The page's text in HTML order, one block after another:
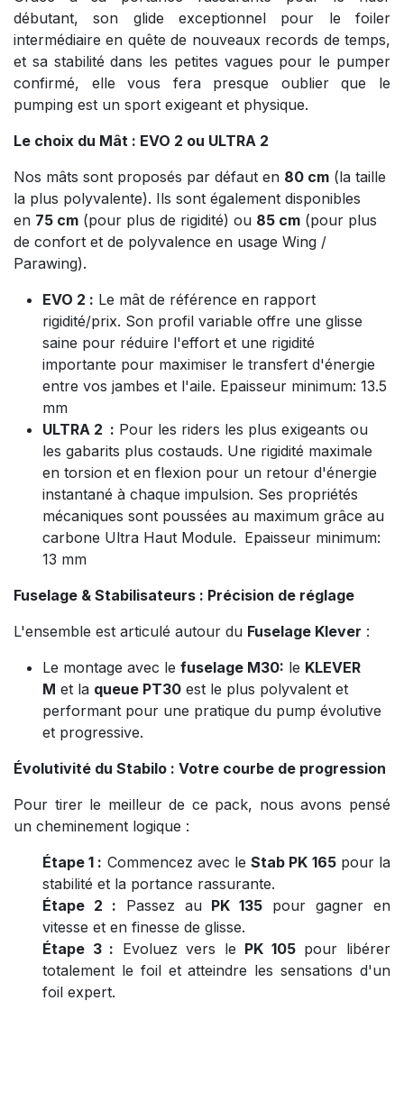
débutant, son glide exceptionnel pour le foiler
intermédiaire en quête de nouveaux records de temps,
et sa stabilité dans les petites vagues pour le pumper
confirmé, elle vous fera presque oublier que le
pumping est un sport exigeant et physique.
Le choix du Mât : EVO 2 ou ULTRA 2
Nos mâts sont proposés par défaut en 80 cm (la taille
la plus polyvalente). Ils sont également disponibles
en 75 cm (pour plus de rigidité) ou 85 cm (pour plus
de confort et de polyvalence en usage Wing /
Parawing).
EVO 2 : Le mât de référence en rapport
rigidité/prix. Son profil variable offre une glisse
saine pour réduire l'effort et une rigidité
importante pour maximiser le transfert d'énergie
entre vos jambes et l'aile. Epaisseur minimum: 13.5
mm
ULTRA 2 : Pour les riders les plus exigeants ou
les gabarits plus costauds. Une rigidité maximale
en torsion et en flexion pour un retour d'énergie
instantané à chaque impulsion. Ses propriétés
mécaniques sont poussées au maximum grâce au
carbone Ultra Haut Module. Epaisseur minimum:
13 mm
Fuselage & Stabilisateurs : Précision de réglage
L'ensemble est articulé autour du Fuselage Klever :
Le montage avec le fuselage M30: le KLEVER
M et la queue PT30 est le plus polyvalent et
performant pour une pratique du pump évolutive
et progressive.
Évolutivité du Stabilo : Votre courbe de progression
Pour tirer le meilleur de ce pack, nous avons pensé
un cheminement logique :
Étape 1 : Commencez avec leStab PK 165pour la
stabilité et la portance rassurante.
Étape 2 : Passez au PK 135 pour gagner en
vitesse et en finesse de glisse.
Étape 3 : Evoluez vers le PK 105pour libérer
totalement le foil et atteindre les sensations d'un
foil expert.